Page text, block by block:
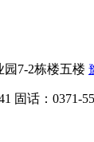
7-2栋楼五楼
固话：0371-